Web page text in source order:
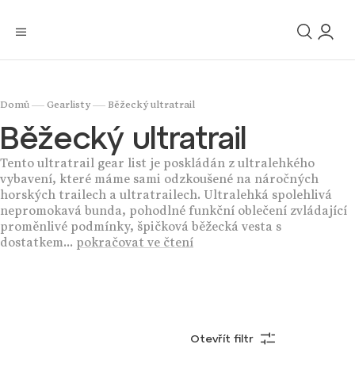
Domů/ Gearlisty/ Běžecký ultratrail
Běžecký ultratrail
Tento ultratrail gear list je poskládán z ultralehkého
vybavení, které máme sami odzkoušené na náročných
horských trailech a ultratrailech. Ultralehká spolehlivá
nepromokavá bunda, pohodlné funkční oblečení zvládající
proměnlivé podmínky, špičková běžecká vesta s
dostatkem...pokračovat ve čtení
Otevřít filtr